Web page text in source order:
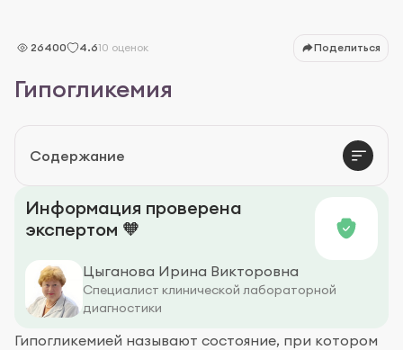
26400 4.610 оценок Поделиться
Гипогликемия
Содержание
Симптомы
Профилактика
Информация проверена
экспертом 🧡
Цыганова Ирина Викторовна
Специалист клинической лабораторной
диагностики
Гипогликемией называют состояние, при котором